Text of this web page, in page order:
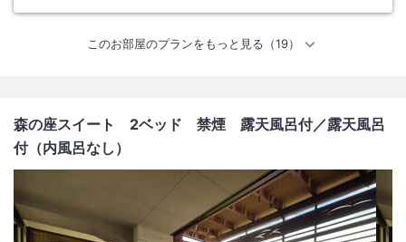
このお部屋のプランをもっと見る（19）
森の座スイート 2ベッド 禁煙 露天風呂付／露天風呂
付（内風呂なし）